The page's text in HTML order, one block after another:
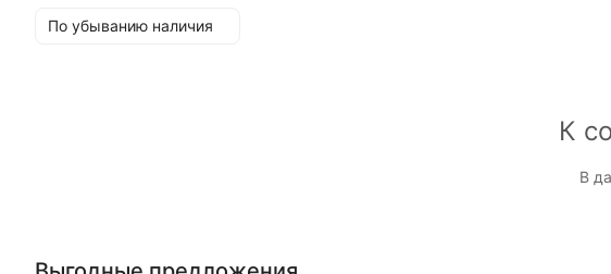
По убыванию наличия
К
В